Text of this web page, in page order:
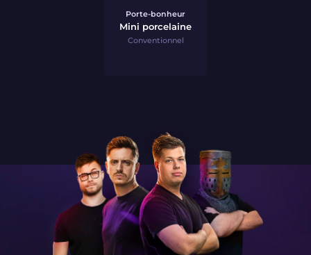
Porte-bonheur
Mini porcelaine
Conventionnel